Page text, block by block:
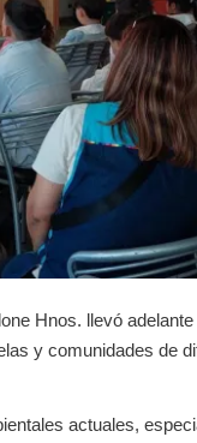
Hnos. llevó
y comunidades de
actuales,